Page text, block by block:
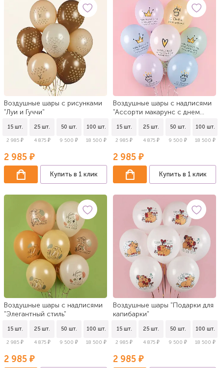
Воздушные шары с рисунками
"Луи и Гуччи"
15 шт.
2 985 ₽
25 шт.
4 875 ₽
50 шт.
9 500 ₽
100 шт.
18 500 ₽
2 985 ₽
Купить в 1 клик
Воздушные шары с надписями
"Ассорти макарунс с днем
15 шт.
2 985 ₽
25 шт.
4 875 ₽
50 шт.
9 500 ₽
100 шт.
18 500 ₽
2 985 ₽
Купить в 1 клик
Воздушные шары с надписями
"Элегантный стиль"
15 шт.
2 985 ₽
25 шт.
4 875 ₽
50 шт.
9 500 ₽
100 шт.
18 500 ₽
2 985 ₽
Воздушные шары "Подарки для
капибарки"
15 шт.
2 985 ₽
25 шт.
4 875 ₽
50 шт.
9 500 ₽
100 шт.
18 500 ₽
2 985 ₽